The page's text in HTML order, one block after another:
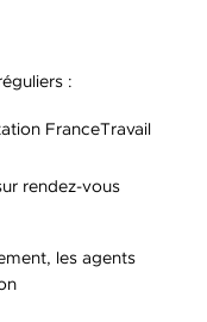
:
FranceTravail
rendez-vous
les agents